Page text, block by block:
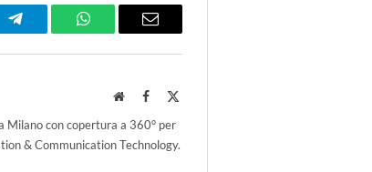
Telegram WhatsAppEmail
WebsiteFacebook
Milano con copertura a 360° per
& Communication Technology.